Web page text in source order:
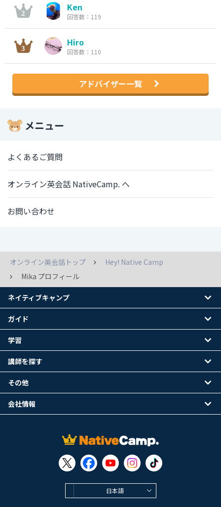
Ken
回答数：119
Hiro
回答数：110
アドバイザー一覧
メニュー
よくあるご質問
オンライン英会話 NativeCamp. へ
お問い合わせ
オンライン英会話トップ
Hey! Native Camp
Mika プロフィール
日本語
ネイティブキャンプ
ガイド
学習
講師を探す
その他
会社情報